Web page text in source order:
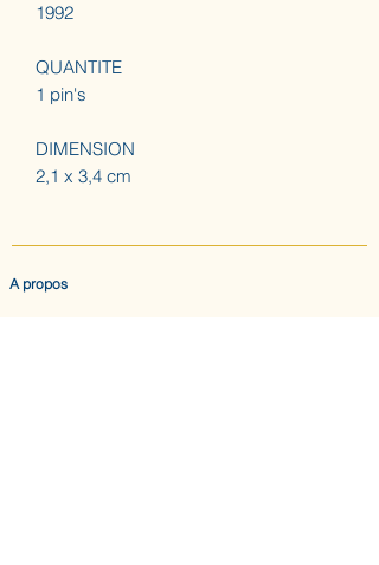
1992
QUANTITE
1 pin's
DIMENSION
2,1 x 3,4 cm
A propos